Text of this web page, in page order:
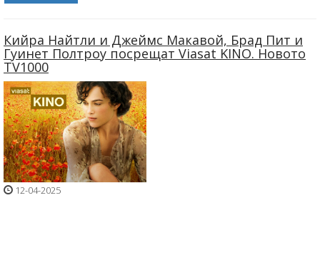
Кийра Найтли и Джеймс Макавой, Брад Пит и
Гуинет Полтроу посрещат Viasat KINO. Новото
TV1000
12-04-2025